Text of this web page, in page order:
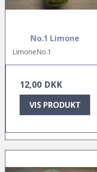
No.1 Limone
LimoneNo.1
12,00 DKK
VIS PRODUKT